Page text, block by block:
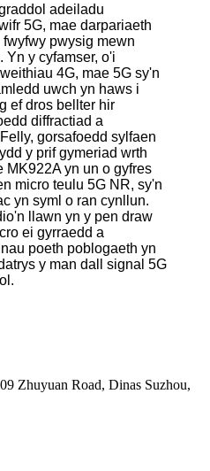
adeiladu
5G, mae darpariaeth
pwysig mewn
Yn y cyfamser, o'i
4G, mae 5G sy'n
uwch yn haws i
ef dros bellter hir
diffractiad a
gorsafoedd sylfaen
y prif gymeriad wrth
MK922A yn un o gyfres
micro teulu 5G NR, sy'n
yn syml o ran cynllun.
llawn yn y pen draw
ei gyrraedd a
poeth poblogaeth yn
y man dall signal 5G
Zhuyuan Road, Dinas Suzhou,